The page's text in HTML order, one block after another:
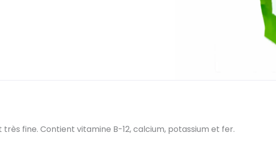
très fine. Contient vitamine B-12, calcium, potassium et fer.